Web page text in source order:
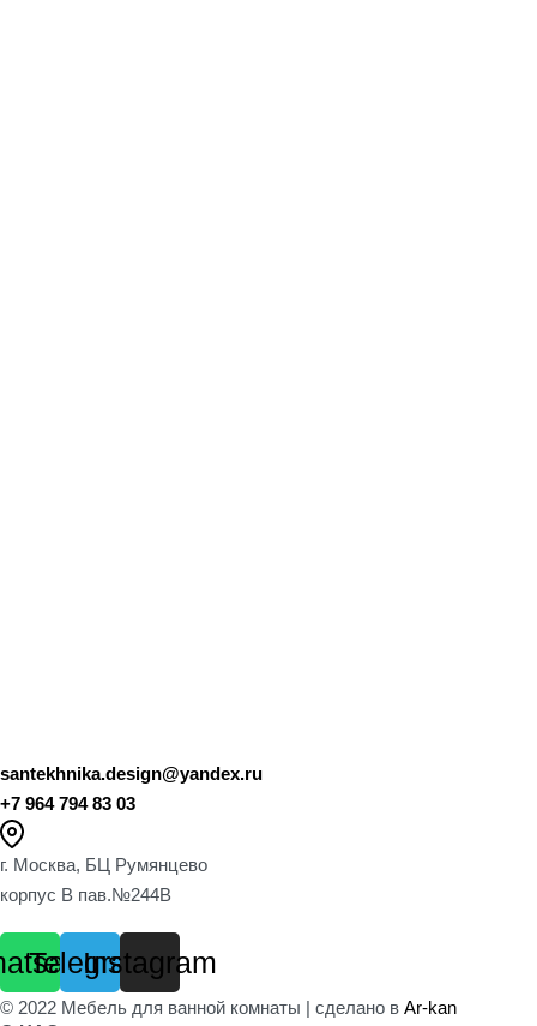
santekhnika.design@yandex.ru
+7 964 794 83 03
г. Москва, БЦ Румянцево
корпус B пав.№244B
Telegram
Instagram
© 2022 Мебель для ванной комнаты | сделано в Ar-kan